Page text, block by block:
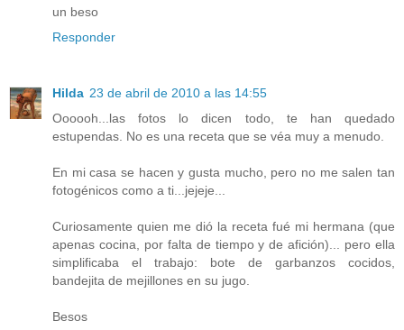
un beso
Responder
Hilda 23 de abril de 2010 a las 14:55
Oooooh...las fotos lo dicen todo, te han quedado
estupendas. No es una receta que se véa muy a menudo.
En mi casa se hacen y gusta mucho, pero no me salen tan
fotogénicos como a ti...jejeje...
Curiosamente quien me dió la receta fué mi hermana (que
apenas cocina, por falta de tiempo y de afición)... pero ella
simplificaba el trabajo: bote de garbanzos cocidos,
bandejita de mejillones en su jugo.
Besos